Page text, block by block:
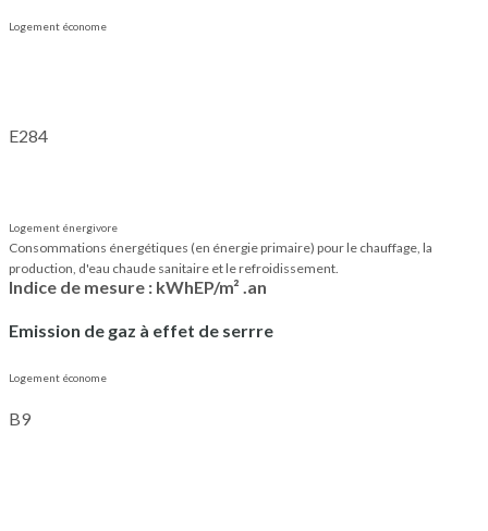
Logement économe
E284
Logement énergivore
Consommations énergétiques (en énergie primaire) pour le chauffage, la
production, d'eau chaude sanitaire et le refroidissement.
Indice de mesure : kWhEP/m² .an
Emission de gaz à effet de serrre
Logement économe
B9